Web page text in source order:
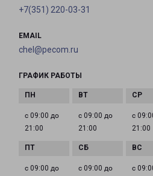
+7(351) 220-03-31
EMAIL
chel@pecom.ru
ГРАФИК РАБОТЫ
с 09:00 до
21:00
с 09:00 до
21:00
с
21:00
с 09:00 до
с 09:00 до
с